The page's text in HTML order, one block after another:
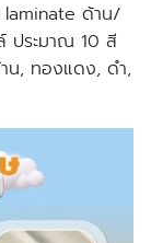
laminate ด้าน/
ประมาณ 10 สี
น, ทองแดง, ดำ,